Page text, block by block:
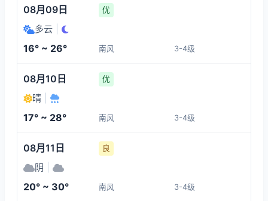
17°
1-3
23°
3-4 1-3
04:00
16°
05:00
1-3
08月09日 优
多云
16° ~ 26° 南风 3-4级
08月10日 优
晴
17° ~ 28° 南风 3-4级
08月11日 良
阴
20° ~ 30° 南风 3-4级